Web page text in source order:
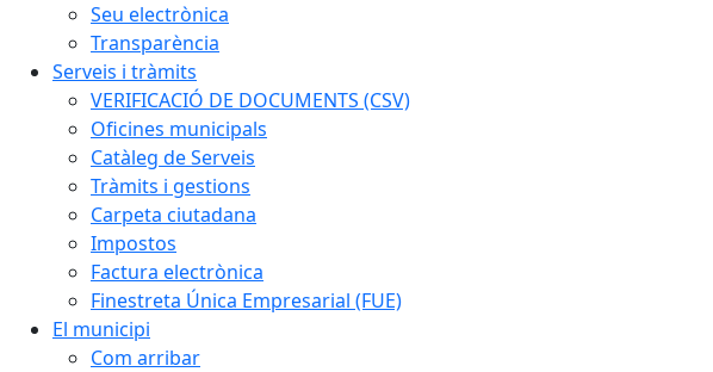
Seu electrònica
Transparència
Serveis i tràmits
VERIFICACIÓ DE DOCUMENTS (CSV)
Oficines municipals
Catàleg de Serveis
Tràmits i gestions
Carpeta ciutadana
Impostos
Factura electrònica
Finestreta Única Empresarial (FUE)
El municipi
Com arribar